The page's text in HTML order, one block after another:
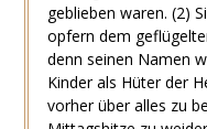
geblieben waren. (2)
opfern dem
denn seinen Namen
Kinder als Hüter der
vorher über alles zu